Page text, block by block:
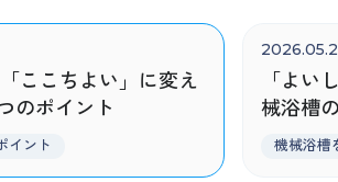
ここちよい」に変え
械浴槽 3つのポイント
イント
「よい
械浴槽
機械浴槽